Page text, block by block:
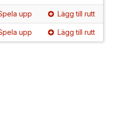
upp Lägg till rutt
upp Lägg till rutt